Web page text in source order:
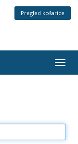
Pregled košarice